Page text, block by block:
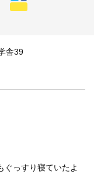
舎39
ぐっすり寝ていたよ